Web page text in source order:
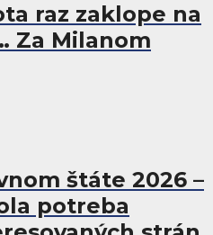
raz zaklope na
Za Milanom
štáte 2026 –
potreba